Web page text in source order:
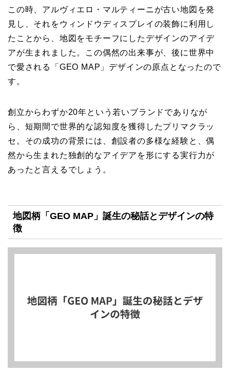
この時、アルヴィエロ・マルティーニが古い地図を発
見し、それをウィンドウディスプレイの装飾に利用し
たことから、地図をモチーフにしたデザインのアイデ
アが生まれました。この偶然の出来事が、後に世界中
で愛される「GEO MAP」デザインの原点となったので
す。
創立からわずか20年という若いブランドでありなが
ら、短期間で世界的な認知度を獲得したプリマクラッ
セ。その成功の背景には、創設者の多様な経験と、偶
然から生まれた独創的なアイデアを形にする実行力が
あったと言えるでしょう。
地図柄「GEO MAP」誕生の秘話とデザインの特
徴